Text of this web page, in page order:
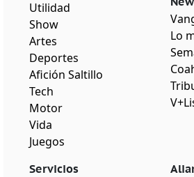
Utilidad
Show
Artes
Deportes
Afición Saltillo
Tech
Motor
Vida
Juegos
Lo
Servicios